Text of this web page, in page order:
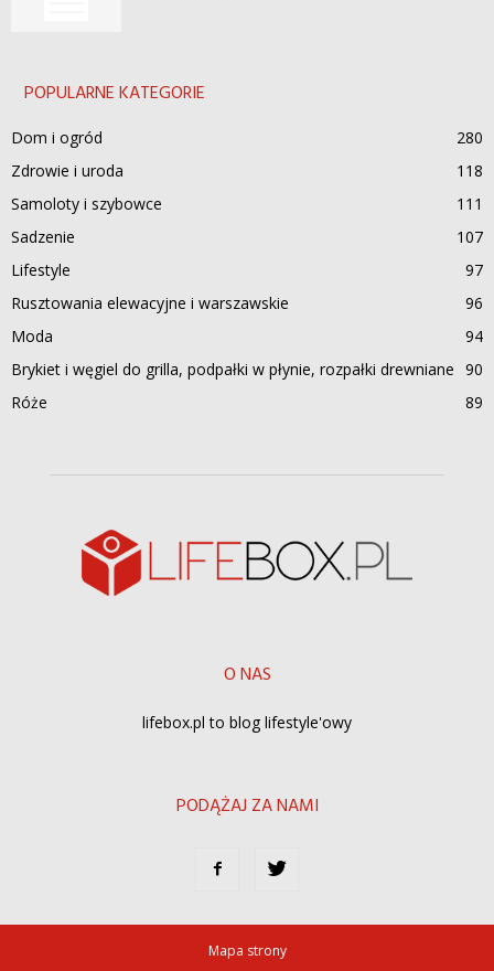
POPULARNE KATEGORIE
Dom i ogród
280
Zdrowie i uroda
118
Samoloty i szybowce
111
Sadzenie
107
Lifestyle
97
Rusztowania elewacyjne i warszawskie
96
Moda
94
Brykiet i węgiel do grilla, podpałki w płynie, rozpałki drewniane 90
Róże
89
O NAS
lifebox.pl to blog lifestyle'owy
PODĄŻAJ ZA NAMI
Mapa strony